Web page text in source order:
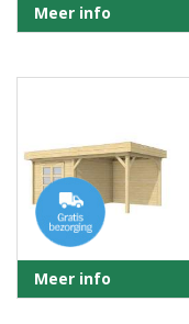
Meer info
Meer info